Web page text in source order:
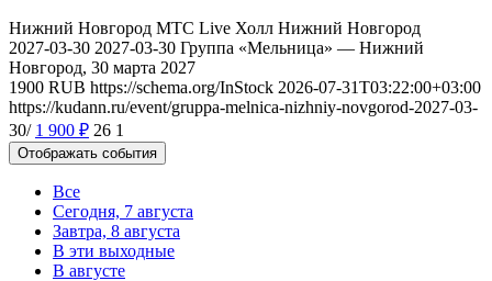
Нижний Новгород МТС Live Холл Нижний Новгород
2027-03-30 2027-03-30 Группа «Мельница» — Нижний
Новгород, 30 марта 2027
1900 RUB https://schema.org/InStock 2026-07-31T03:22:00+03:00
https://kudann.ru/event/gruppa-melnica-nizhniy-novgorod-2027-03-
30/ 1 900 ₽ 26 1
Отображать события
Все
Сегодня, 7 августа
Завтра, 8 августа
В эти выходные
В августе